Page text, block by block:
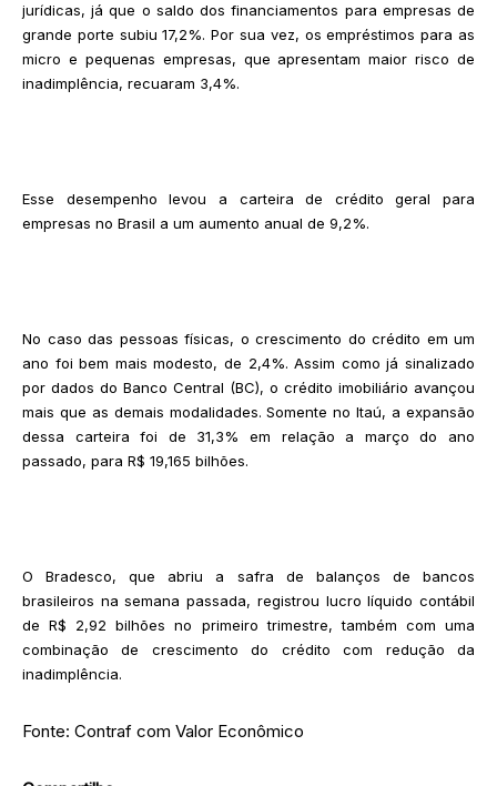
jurídicas, já que o saldo dos financiamentos para empresas de
grande porte subiu 17,2%. Por sua vez, os empréstimos para as
micro e pequenas empresas, que apresentam maior risco de
inadimplência, recuaram 3,4%.
Esse desempenho levou a carteira de crédito geral para
empresas no Brasil a um aumento anual de 9,2%.
No caso das pessoas físicas, o crescimento do crédito em um
ano foi bem mais modesto, de 2,4%. Assim como já sinalizado
por dados do Banco Central (BC), o crédito imobiliário avançou
mais que as demais modalidades. Somente no Itaú, a expansão
dessa carteira foi de 31,3% em relação a março do ano
passado, para R$ 19,165 bilhões.
O Bradesco, que abriu a safra de balanços de bancos
brasileiros na semana passada, registrou lucro líquido contábil
de R$ 2,92 bilhões no primeiro trimestre, também com uma
combinação de crescimento do crédito com redução da
inadimplência.
Fonte: Contraf com Valor Econômico